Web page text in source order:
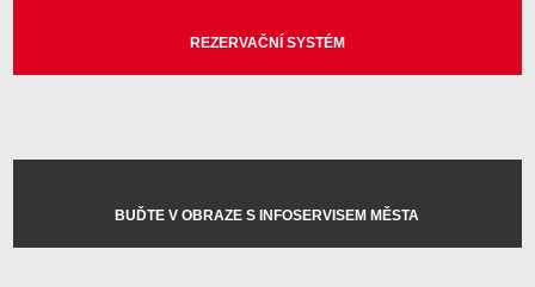
REZERVAČNÍ SYSTÉM
BUĎTE V OBRAZE S INFOSERVISEM MĚSTA